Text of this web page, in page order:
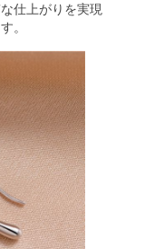
仕上がりを実現
。